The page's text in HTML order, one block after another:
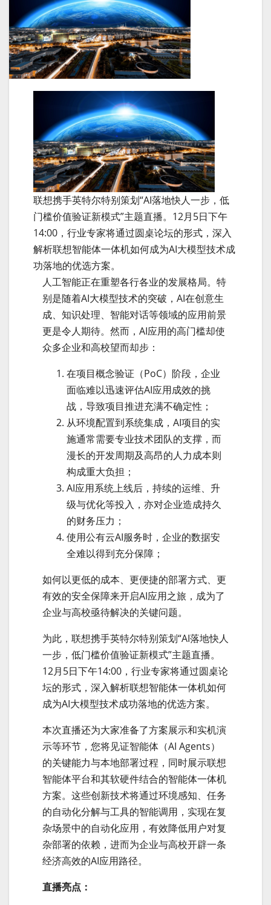
联想携手英特尔特别策划“AI落地快人一步，低
门槛价值验证新模式”主题直播。12月5日下午
14:00，行业专家将通过圆桌论坛的形式，深入
解析联想智能体一体机如何成为AI大模型技术成
功落地的优选方案。
人工智能正在重塑各行各业的发展格局。特
别是随着AI大模型技术的突破，AI在创意生
成、知识处理、智能对话等领域的应用前景
更是令人期待。然而，AI应用的高门槛却使
众多企业和高校望而却步：
在项目概念验证（PoC）阶段，企业
面临难以迅速评估AI应用成效的挑
战，导致项目推进充满不确定性；
从环境配置到系统集成，AI项目的实
施通常需要专业技术团队的支撑，而
漫长的开发周期及高昂的人力成本则
构成重大负担；
AI应用系统上线后，持续的运维、升
级与优化等投入，亦对企业造成持久
的财务压力；
使用公有云AI服务时，企业的数据安
全难以得到充分保障；
如何以更低的成本、更便捷的部署方式、更
有效的安全保障来开启AI应用之旅，成为了
企业与高校亟待解决的关键问题。
为此，联想携手英特尔特别策划“AI落地快人
一步，低门槛价值验证新模式”主题直播。
12月5日下午14:00，行业专家将通过圆桌论
坛的形式，深入解析联想智能体一体机如何
成为AI大模型技术成功落地的优选方案。
本次直播还为大家准备了方案展示和实机演
示等环节，您将见证智能体（AI Agents）
的关键能力与本地部署过程，同时展示联想
智能体平台和其软硬件结合的智能体一体机
方案。这些创新技术将通过环境感知、任务
的自动化分解与工具的智能调用，实现在复
杂场景中的自动化应用，有效降低用户对复
杂部署的依赖，进而为企业与高校开辟一条
经济高效的AI应用路径。
直播亮点：